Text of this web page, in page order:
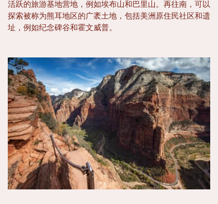
活跃的旅游基地营地，例如埃布山和巴里山。再往南，可以
探索被称为熊耳地区的广袤土地，包括美洲原住民社区和遗
址，例如纪念碑谷和霍文威普。